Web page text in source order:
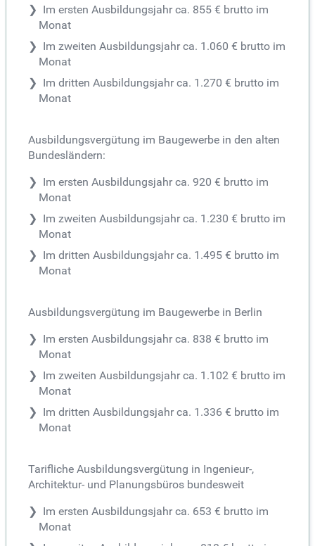
Im ersten Ausbildungsjahr ca. 855 € brutto im
Monat
Im zweiten Ausbildungsjahr ca. 1.060 € brutto im
Monat
Im dritten Ausbildungsjahr ca. 1.270 € brutto im
Monat
Ausbildungsvergütung im Baugewerbe in den alten
Bundesländern:
Im ersten Ausbildungsjahr ca. 920 € brutto im
Monat
Im zweiten Ausbildungsjahr ca. 1.230 € brutto im
Monat
Im dritten Ausbildungsjahr ca. 1.495 € brutto im
Monat
Ausbildungsvergütung im Baugewerbe in Berlin
Im ersten Ausbildungsjahr ca. 838 € brutto im
Monat
Im zweiten Ausbildungsjahr ca. 1.102 € brutto im
Monat
Im dritten Ausbildungsjahr ca. 1.336 € brutto im
Monat
Tarifliche Ausbildungsvergütung in Ingenieur-,
Architektur- und Planungsbüros bundesweit
Im ersten Ausbildungsjahr ca. 653 € brutto im
Monat